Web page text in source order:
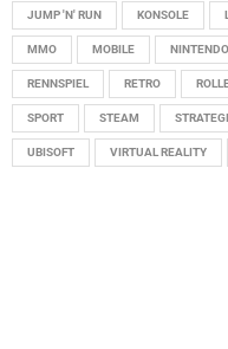
JUMP 'N' RUN KONSOLE
MMO MOBILE NINTENDO
RENNSPIEL RETRO
SPORT STEAM
UBISOFT VIRTUAL REALITY